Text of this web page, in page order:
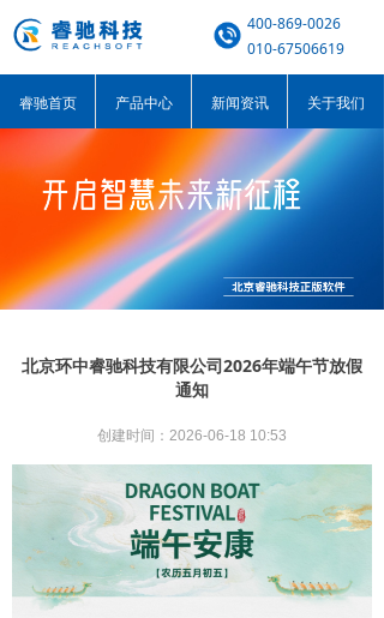
400-869-0026
010-67506619
睿驰首页 产品中心 新闻资讯 关于我们
北京环中睿驰科技有限公司2026年端午节放假
通知
创建时间： 2026-06-18 10:53